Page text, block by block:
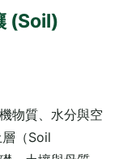
(Soil)
物質、水分與空
（Soil